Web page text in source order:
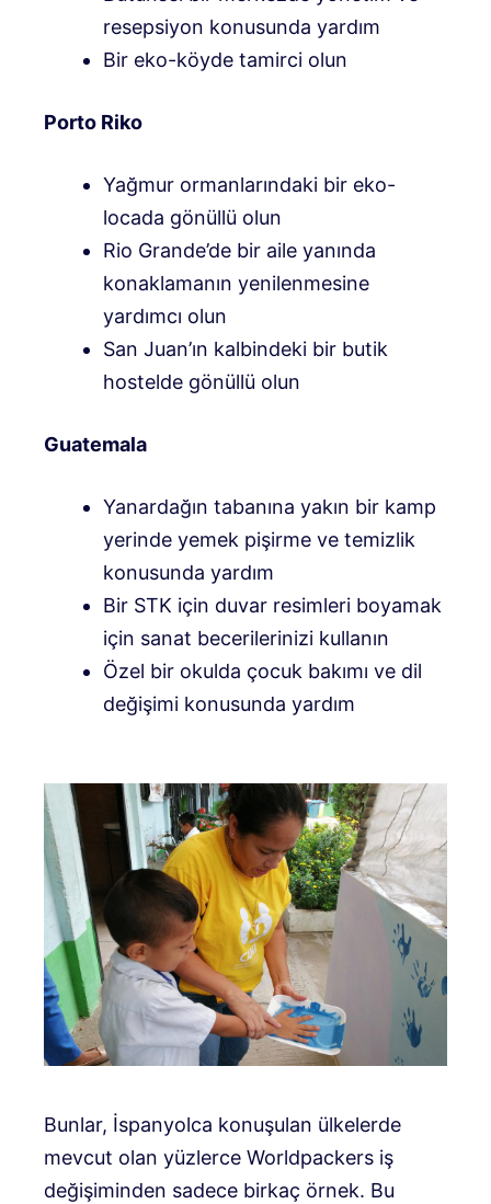
resepsiyon konusunda yardım
Bir eko-köyde tamirci olun
Porto Riko
Yağmur ormanlarındaki bir eko-
locada gönüllü olun
Rio Grande’de bir aile yanında
konaklamanın yenilenmesine
yardımcı olun
San Juan’ın kalbindeki bir butik
hostelde gönüllü olun
Guatemala
Yanardağın tabanına yakın bir kamp
yerinde yemek pişirme ve temizlik
konusunda yardım
Bir STK için duvar resimleri boyamak
için sanat becerilerinizi kullanın
Özel bir okulda çocuk bakımı ve dil
değişimi konusunda yardım
Bunlar, İspanyolca konuşulan ülkelerde
mevcut olan yüzlerce Worldpackers iş
değişiminden sadece birkaç örnek. Bu